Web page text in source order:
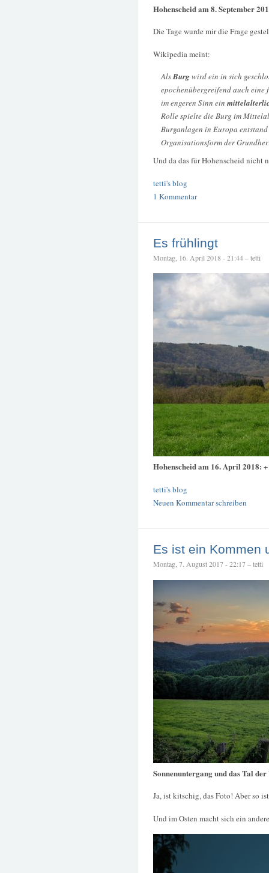
Hohenscheid am 8. September
Die Tage wurde mir die Frage
Wikipedia meint:
AlsBurgwird ein in sich
epochenübergreifend auch
im engeren Sinn ein
Rolle spielte die Burg im
Burganlagen in Europa
Organisationsform der
Und da das für Hohenscheid nicht
tetti's blog
1 Kommentar
Es frühlingt
Montag, 16. April 2018 - 21:44 – tetti
Hohenscheid am 16. April 2018:
tetti's blog
Neuen Kommentar schreiben
Es ist ein Kommen
Montag, 7. August 2017 - 22:17 – tetti
Sonnenuntergang und das Tal
Ja, ist kitschig, das Foto! Aber so
Und im Osten macht sich ein